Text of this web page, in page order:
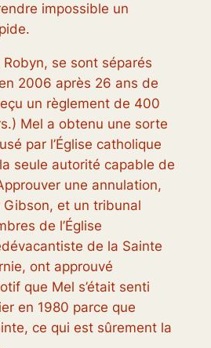
impossible un
se sont séparés
2006 après 26 ans de
un règlement de 400
Mel a obtenu une sorte
par l’Église catholique
seule autorité capable de
une annulation,
et un tribunal
de l’Église
de la Sainte
ont approuvé
que Mel s’était senti
en 1980 parce que
ce qui est sûrement la